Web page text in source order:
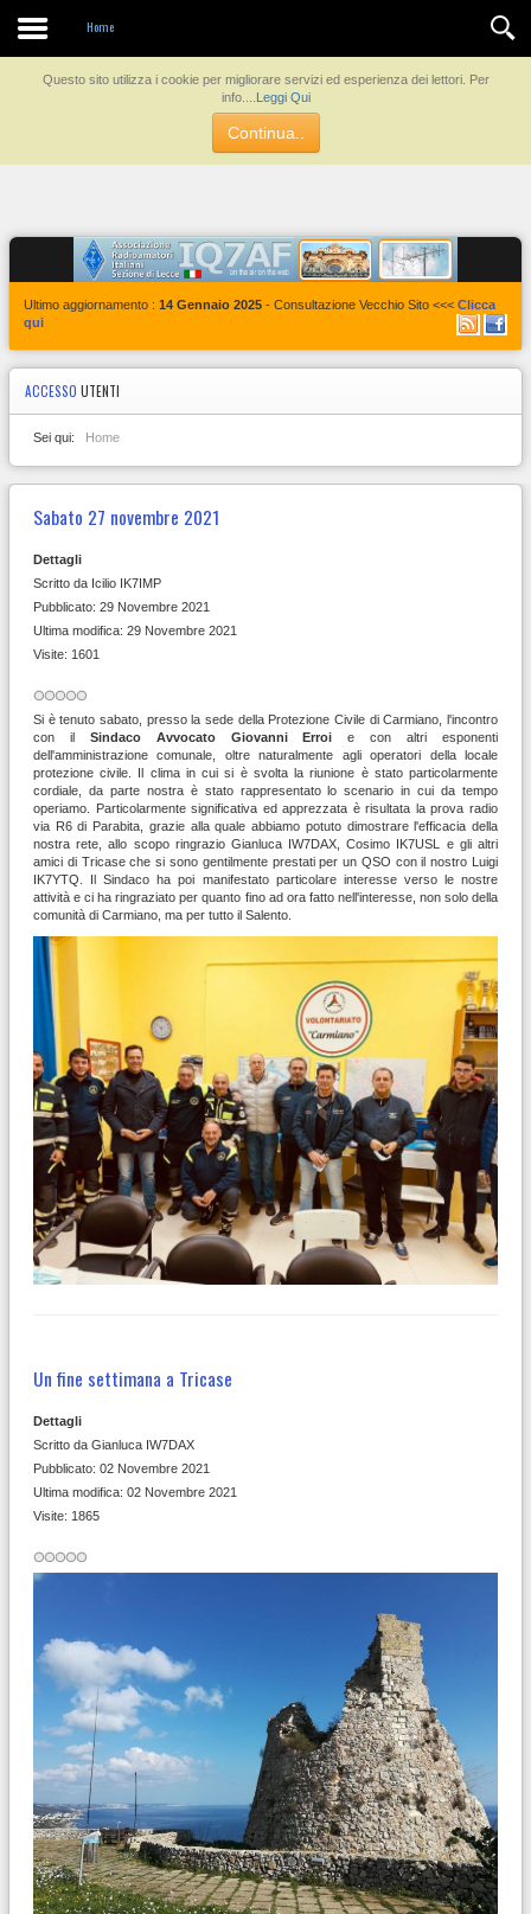
Questo sito utilizza i cookie per migliorare servizi ed esperienza dei lettori. Per
info....
Leggi Qui
Continua..
Home
Contatti
Ultimo aggiornamento : 14 Gennaio 2025 - Consultazione Vecchio Sito <<< Clicca
qui
ACCESSO UTENTI
Sei qui: Home
Sabato 27 novembre 2021
Dettagli
Scritto da Icilio IK7IMP
Pubblicato: 29 Novembre 2021
Ultima modifica: 29 Novembre 2021
Visite: 1601
Si è tenuto sabato, presso la sede della Protezione Civile di Carmiano, l'incontro
con il Sindaco Avvocato Giovanni Erroi e con altri esponenti
dell'amministrazione comunale, oltre naturalmente agli operatori della locale
protezione civile. Il clima in cui si è svolta la riunione è stato particolarmente
cordiale, da parte nostra è stato rappresentato lo scenario in cui da tempo
operiamo. Particolarmente significativa ed apprezzata è risultata la prova radio
via R6 di Parabita, grazie alla quale abbiamo potuto dimostrare l'efficacia della
nostra rete, allo scopo ringrazio Gianluca IW7DAX, Cosimo IK7USL e gli altri
amici di Tricase che si sono gentilmente prestati per un QSO con il nostro Luigi
IK7YTQ. Il Sindaco ha poi manifestato particolare interesse verso le nostre
attività e ci ha ringraziato per quanto fino ad ora fatto nell'interesse, non solo della
comunità di Carmiano, ma per tutto il Salento.
Un fine settimana a Tricase
Dettagli
Scritto da Gianluca IW7DAX
Pubblicato: 02 Novembre 2021
Ultima modifica: 02 Novembre 2021
Visite: 1865